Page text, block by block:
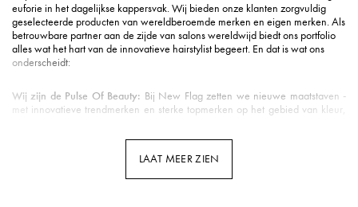
euforie in het dagelijkse kappersvak. Wij bieden onze klanten zorgvuldig
geselecteerde producten van wereldberoemde merken en eigen merken. Als
betrouwbare partner aan de zijde van salons wereldwijd biedt ons portfolio
alles wat het hart van de innovatieve hairstylist begeert. En dat is wat ons
onderscheidt:
Wij zijn de Pulse Of Beauty: Bij New Flag zetten we nieuwe maatstaven -
met innovatieve trendmerken en sterke topmerken op het gebied van kleur,
: Milieuvriendelijke verpakking is voor ons een eerste
: Uw pakket is gemiddeld binnen 3 werkdagen bij u binnen
LAAT MEER ZIEN